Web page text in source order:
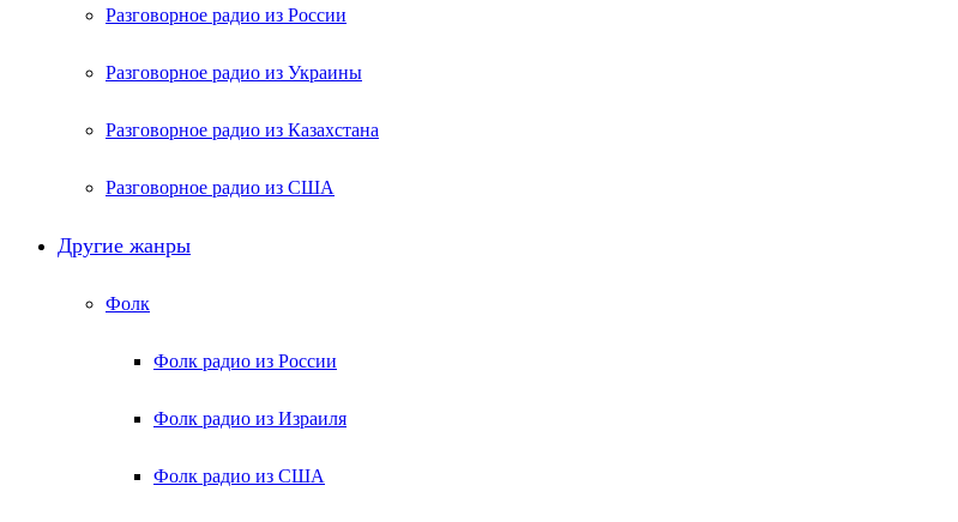
Разговорное радио из России
Разговорное радио из Украины
Разговорное радио из Казахстана
Разговорное радио из США
Другие жанры
Фолк
Фолк радио из России
Фолк радио из Израиля
Фолк радио из США